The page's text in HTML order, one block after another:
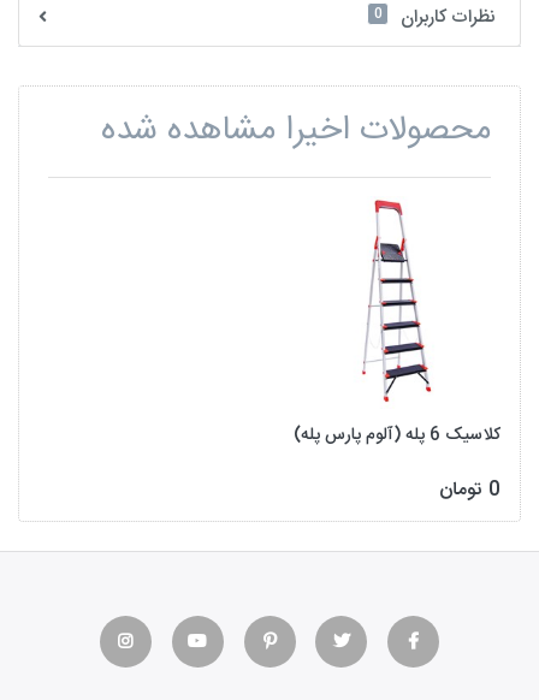
نظرات کاربران 0
محصولات اخیرا مشاهده شده
کلاسیک 6 پله (آلوم پارس پله)
0 تومان